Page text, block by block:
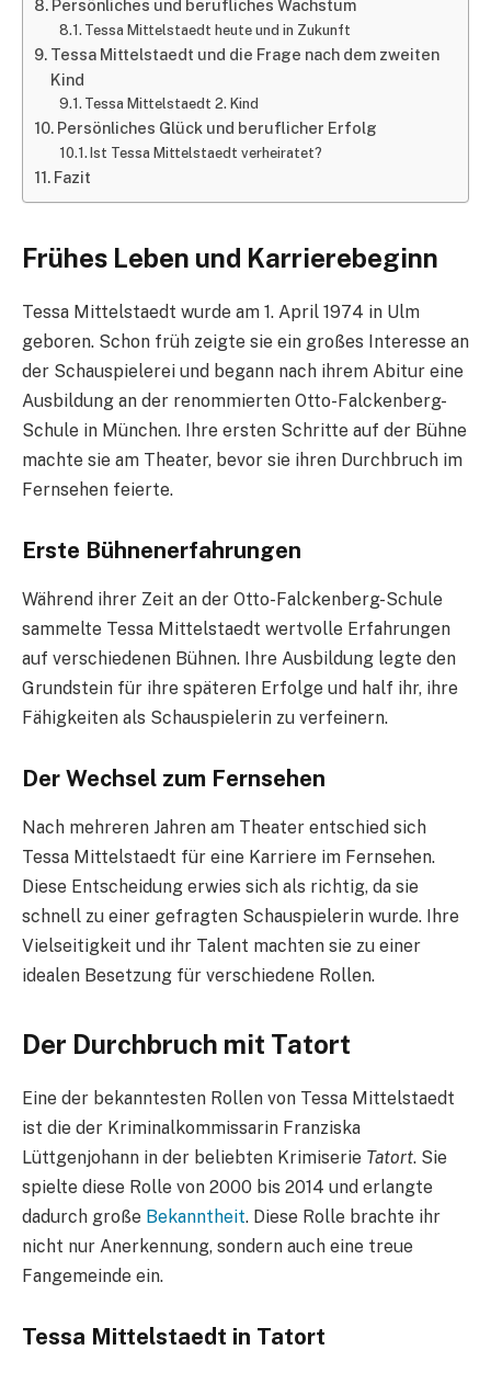
Persönliches und berufliches Wachstum
Tessa Mittelstaedt heute und in Zukunft
Tessa Mittelstaedt und die Frage nach dem zweiten
Kind
Tessa Mittelstaedt 2. Kind
Persönliches Glück und beruflicher Erfolg
Ist Tessa Mittelstaedt verheiratet?
Fazit
Frühes Leben und Karrierebeginn
Tessa Mittelstaedt wurde am 1. April 1974 in Ulm
geboren. Schon früh zeigte sie ein großes Interesse an
der Schauspielerei und begann nach ihrem Abitur eine
Ausbildung an der renommierten Otto-Falckenberg-
Schule in München. Ihre ersten Schritte auf der Bühne
machte sie am Theater, bevor sie ihren Durchbruch im
Fernsehen feierte.
Erste Bühnenerfahrungen
Während ihrer Zeit an der Otto-Falckenberg-Schule
sammelte Tessa Mittelstaedt wertvolle Erfahrungen
auf verschiedenen Bühnen. Ihre Ausbildung legte den
Grundstein für ihre späteren Erfolge und half ihr, ihre
Fähigkeiten als Schauspielerin zu verfeinern.
Der Wechsel zum Fernsehen
Nach mehreren Jahren am Theater entschied sich
Tessa Mittelstaedt für eine Karriere im Fernsehen.
Diese Entscheidung erwies sich als richtig, da sie
schnell zu einer gefragten Schauspielerin wurde. Ihre
Vielseitigkeit und ihr Talent machten sie zu einer
idealen Besetzung für verschiedene Rollen.
Der Durchbruch mit Tatort
Eine der bekanntesten Rollen von Tessa Mittelstaedt
ist die der Kriminalkommissarin Franziska
Lüttgenjohann in der beliebten Krimiserie Tatort. Sie
spielte diese Rolle von 2000 bis 2014 und erlangte
dadurch große Bekanntheit. Diese Rolle brachte ihr
nicht nur Anerkennung, sondern auch eine treue
Fangemeinde ein.
Tessa Mittelstaedt in Tatort